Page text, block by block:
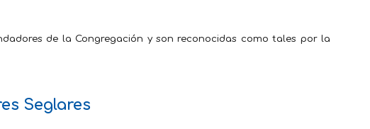
de la Congregación y son reconocidas como tales por la
Seglares